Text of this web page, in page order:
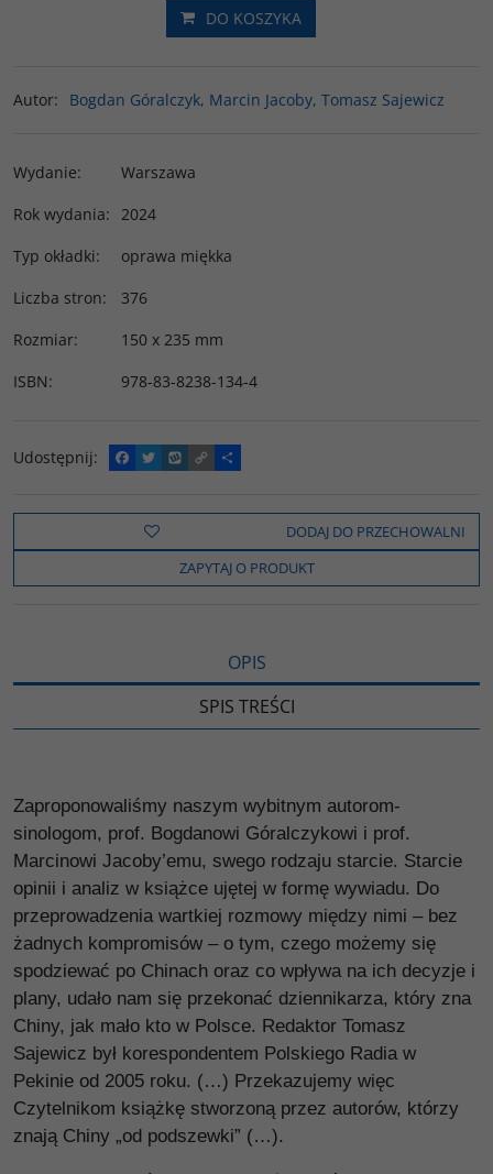
DO KOSZYKA
Autor: Bogdan Góralczyk, Marcin Jacoby, Tomasz Sajewicz
Wydanie:
Warszawa
Rok wydania: 2024
Typ okładki:
oprawa miękka
Liczba stron:
376
Rozmiar:
150 x 235 mm
ISBN: 978-83-8238-134-4
Udostępnij:
F
a
e
o
k
T
w
t
t
e
W
y
o
C
o
y
i
n
k
P
o
z
e
l
s
DODAJ DO PRZECHOWALNI
ZAPYTAJ O PRODUKT
OPIS
SPIS TREŚCI
Zaproponowaliśmy naszym wybitnym autorom-
sinologom, prof. Bogdanowi Góralczykowi i prof.
Marcinowi Jacoby’emu, swego rodzaju starcie. Starcie
opinii i analiz w książce ujętej w formę wywiadu. Do
przeprowadzenia wartkiej rozmowy między nimi – bez
żadnych kompromisów – o tym, czego możemy się
spodziewać po Chinach oraz co wpływa na ich decyzje i
plany, udało nam się przekonać dziennikarza, który zna
Chiny, jak mało kto w Polsce. Redaktor Tomasz
Sajewicz był korespondentem Polskiego Radia w
Pekinie od 2005 roku. (…) Przekazujemy więc
Czytelnikom książkę stworzoną przez autorów, którzy
znają Chiny „od podszewki” (…).